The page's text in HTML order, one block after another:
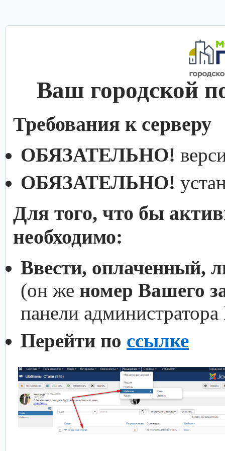
Ваш городской
Требования к серверу
ОБЯЗАТЕЛЬНО!
ОБЯЗАТЕЛЬНО!
Для того, что бы
необходимо:
Ввести, оплаченный,
(он же номер Вашего
панели
Перейти по ссылке